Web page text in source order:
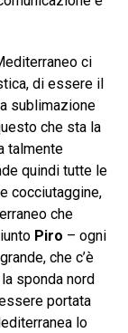
ci
di essere il
sublimazione
che sta la
talmente
quindi tutte le
cocciutaggine,
che
Piro – ogni
che c’è
sponda nord
portata
lo